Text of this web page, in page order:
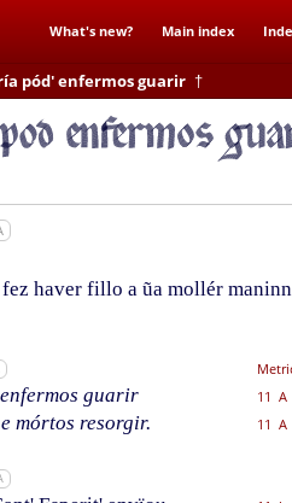
What's new? Main index
pód' enfermos guarir †
haver fillo a ũa mollér
guarir
11 A
mórtos resorgir. 11 A